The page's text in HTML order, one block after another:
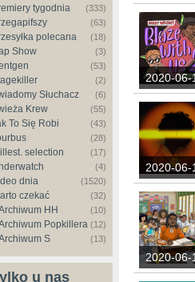
tygodnia (333)
(63)
polecana (18)
Show (3)
(53)
(2)
Słuchacz (6)
Krew (55)
To Się Robi (43)
(28)
selection (17)
(4)
dnia (1520)
czekać (32)
HH (10)
Popkillera (12)
S (13)
u nas
2020-06-
2020-06-
2020-06-